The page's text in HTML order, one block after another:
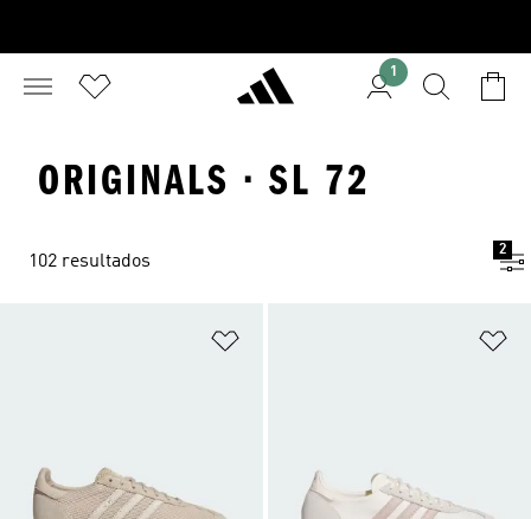
1
ORIGINALS · SL 72
102 resultados
2